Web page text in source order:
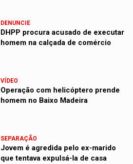
DENUNCIE
DHPP procura acusado de executar
homem na calçada de comércio
VÍDEO
Operação com helicóptero prende
homem no Baixo Madeira
SEPARAÇÃO
Jovem é agredida pelo ex-marido
que tentava expulsá-la de casa